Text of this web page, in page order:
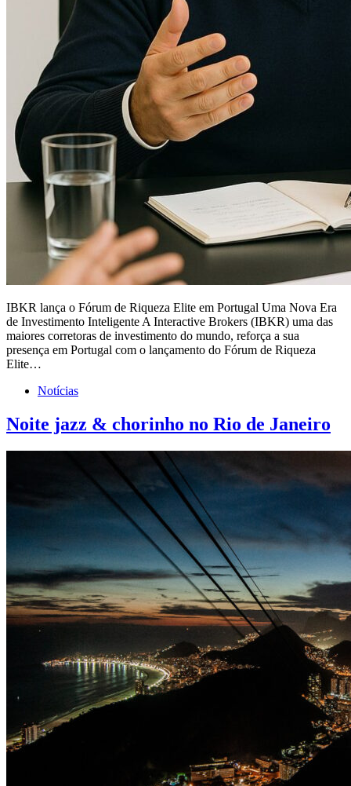
IBKR lança o Fórum de Riqueza Elite em Portugal Uma Nova Era
de Investimento Inteligente A Interactive Brokers (IBKR) uma das
maiores corretoras de investimento do mundo, reforça a sua
presença em Portugal com o lançamento do Fórum de Riqueza
Elite…
Notícias
Noite jazz & chorinho no Rio de Janeiro